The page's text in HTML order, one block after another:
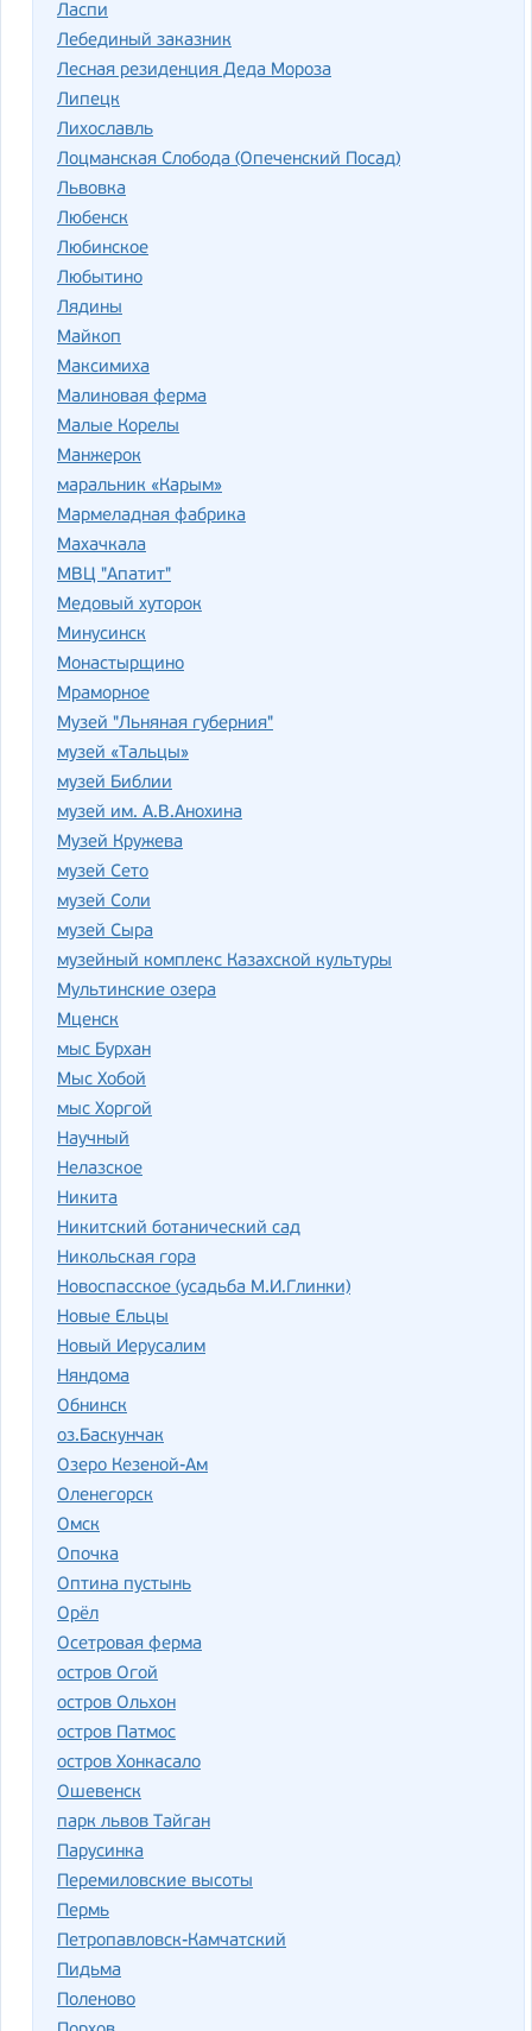
Ласпи
Лебединый заказник
Лесная резиденция Деда Мороза
Липецк
Лихославль
Лоцманская Слобода (Опеченский Посад)
Львовка
Любенск
Любинское
Любытино
Лядины
Майкоп
Максимиха
Малиновая ферма
Малые Корелы
Манжерок
маральник «Карым»
Мармеладная фабрика
Махачкала
МВЦ "Апатит"
Медовый хуторок
Минусинск
Монастырщино
Мраморное
Музей "Льняная губерния"
музей «Тальцы»
музей Библии
музей им. А.В.Анохина
Музей Кружева
музей Сето
музей Соли
музей Сыра
музейный комплекс Казахской культуры
Мультинские озера
Мценск
мыс Бурхан
Мыс Хобой
мыс Хоргой
Научный
Нелазское
Никита
Никитский ботанический сад
Никольская гора
Новоспасское (усадьба М.И.Глинки)
Новые Ельцы
Новый Иерусалим
Няндома
Обнинск
оз.Баскунчак
Озеро Кезеной-Ам
Оленегорск
Омск
Опочка
Оптина пустынь
Орёл
Осетровая ферма
остров Огой
остров Ольхон
остров Патмос
остров Хонкасало
Ошевенск
парк львов Тайган
Парусинка
Перемиловские высоты
Пермь
Петропавловск-Камчатский
Пидьма
Поленово